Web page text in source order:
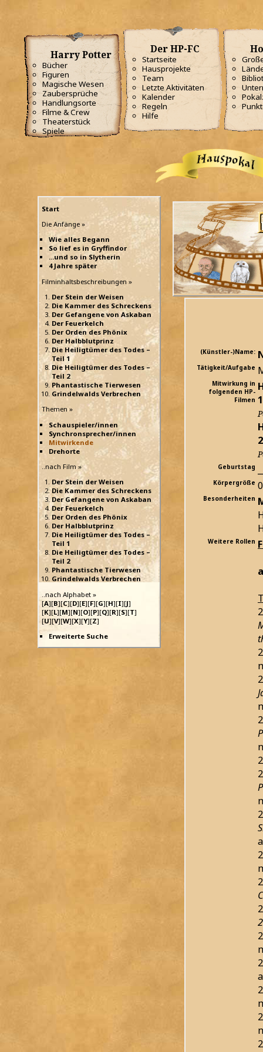
Harry Potter
Bücher
Figuren
Magische Wesen
Zaubersprüche
Handlungsorte
Filme & Crew
Theaterstück
Spiele
Der HP-FC
Startseite
Hausprojekte
Team
Letzte Aktivitäten
Kalender
Regeln
Hilfe
Start
Die Anfänge »
Wie alles Begann
So lief es in Gryffindor
...und so in Slytherin
4 Jahre später
Filminhaltsbeschreibungen »
Der Stein der Weisen
Die Kammer des Schreckens
Der Gefangene von Askaban
Der Feuerkelch
Der Orden des Phönix
Der Halbblutprinz
Die Heiligtümer des Todes –
Teil 1
Die Heiligtümer des Todes –
Teil 2
Phantastische Tierwesen
Grindelwalds Verbrechen
Themen »
Schauspieler/innen
Synchronsprecher/innen
Mitwirkende
Drehorte
..nach Film »
Der Stein der Weisen
Die Kammer des Schreckens
Der Gefangene von Askaban
Der Feuerkelch
Der Orden des Phönix
Der Halbblutprinz
Die Heiligtümer des Todes –
Teil 1
Die Heiligtümer des Todes –
Teil 2
Phantastische Tierwesen
Grindelwalds Verbrechen
..nach Alphabet »
[A][B][C][D][E][F][G][H][I][J]
[K][L][M][N][O][P][Q][R][S][T]
[U][V][W][X][Y][Z]
Erweiterte Suche
(Künstler-)Name:
Tätigkeit/Aufgabe
Mitwirkung in
folgenden HP-
Filmen 1
2
Geburtstag
Körpergröße
Besonderheiten
Weitere Rollen